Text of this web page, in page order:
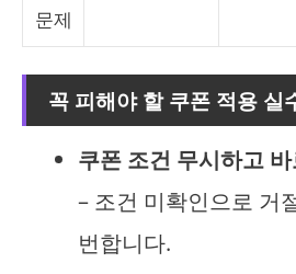
문제
꼭 피해야 할 쿠폰 적용 실
쿠폰 조건 무시하고
– 조건 미확인으로 거
번합니다.